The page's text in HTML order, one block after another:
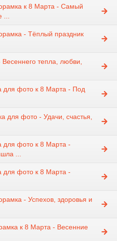
к 8 Марта - Самый
- Тёплый праздник
тепла, любви,
для фото к 8 Марта - Под
для фото - Удачи, счастья,
для фото к 8 Марта -
...
для фото к 8 Марта -
- Успехов, здоровья и
к 8 Марта - Весенние